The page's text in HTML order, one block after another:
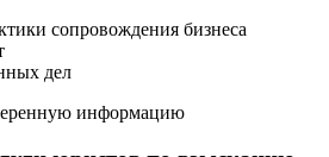
сопровождения бизнеса
дел
информацию